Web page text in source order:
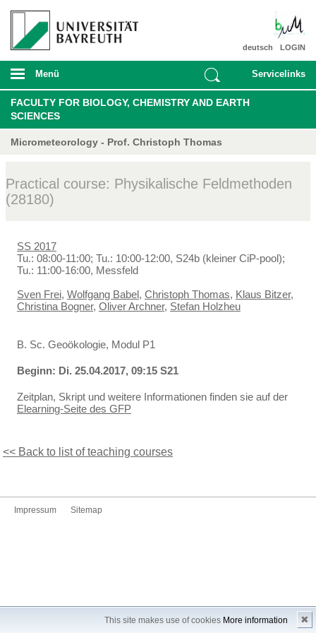
This site makes use of cookies More information ✖
LOGIN
deutsch
Menü Servicelinks
FACULTY FOR BIOLOGY, CHEMISTRY AND EARTH
SCIENCES
Micrometeorology - Prof. Christoph Thomas
Practical course: Physikalische Feldmethoden
(28180)
SS 2017
Tu.: 08:00-11:00; Tu.: 10:00-12:00, S24b (kleiner CiP-pool);
Tu.: 11:00-16:00, Messfeld
Sven Frei, Wolfgang Babel, Christoph Thomas, Klaus Bitzer,
Christina Bogner, Oliver Archner, Stefan Holzheu
B. Sc. Geoökologie, Modul P1
Beginn: Di. 25.04.2017, 09:15 S21
Zeitplan, Skript und weitere Informationen finden sie auf der
Elearning-Seite des GFP
<< Back to list of teaching courses
Impressum Sitemap